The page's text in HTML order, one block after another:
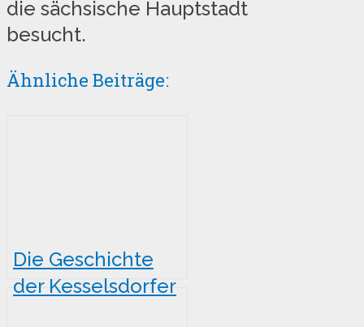
die sächsische Hauptstadt
besucht.
Ähnliche Beiträge:
Die Geschichte
der Kesselsdorfer